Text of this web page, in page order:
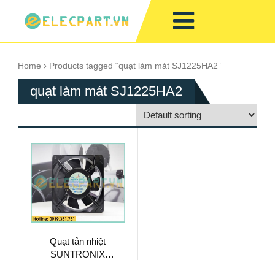
Home Products tagged “quạt làm mát SJ1225HA2”
quạt làm mát SJ1225HA2
Quạt tản nhiệt
SUNTRONIX